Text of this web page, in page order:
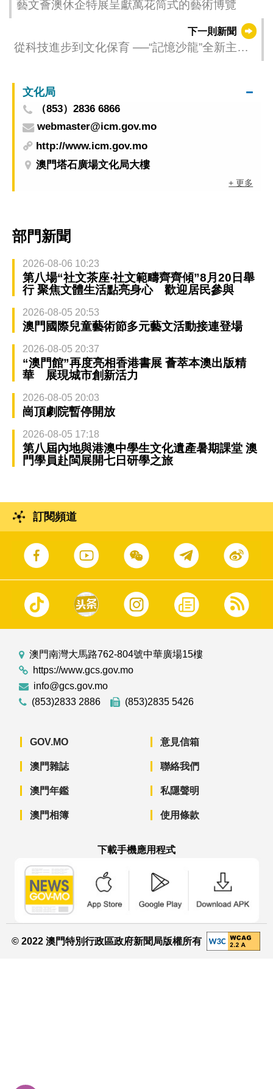
藝文薈澳休企特展呈獻萬花筒式的藝術博覽
下一則新聞
從科技進步到文化保育 ──“記憶沙龍”全新主題
文化局
（853）2836 6866
webmaster@icm.gov.mo
http://www.icm.gov.mo
澳門塔石廣場文化局大樓
+ 更多
部門新聞
2026-08-06 10:23
第八場“社文茶座‧社文範疇齊齊傾”8月20日舉
行 聚焦文體生活點亮身心 歡迎居民參與
2026-08-05 20:53
澳門國際兒童藝術節多元藝文活動接連登場
2026-08-05 20:37
“澳門館”再度亮相香港書展 薈萃本澳出版精
華 展現城市創新活力
2026-08-05 20:03
崗頂劇院暫停開放
2026-08-05 17:18
第八屆內地與港澳中學生文化遺產暑期課堂 澳
門學員赴閩展開七日研學之旅
訂閱頻道
澳門南灣大馬路762-804號中華廣場15樓
https://www.gcs.gov.mo
info@gcs.gov.mo
(853)2833 2886
(853)2835 5426
GOV.MO
澳門雜誌
澳門年鑑
澳門相簿
意見信箱
聯絡我們
私隱聲明
使用條款
下載手機應用程式
© 2022 澳門特別行政區政府新聞局版權所有